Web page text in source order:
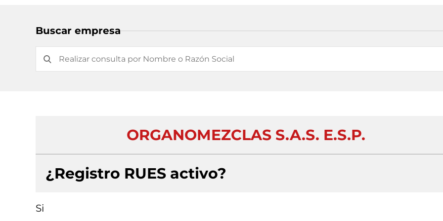
Buscar empresa
ORGANOMEZCLAS S.A.S. E.S.P.
¿Registro RUES activo?
Si